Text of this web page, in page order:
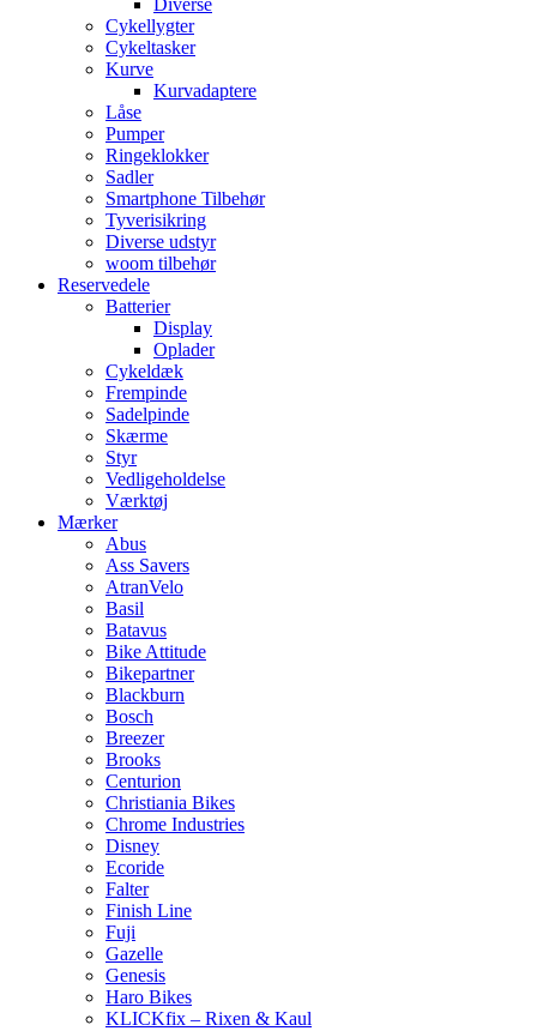
Cykellygter
Cykeltasker
Kurve
Kurvadaptere
Låse
Pumper
Ringeklokker
Sadler
Smartphone Tilbehør
Tyverisikring
Diverse udstyr
woom tilbehør
Reservedele
Batterier
Display
Oplader
Cykeldæk
Frempinde
Sadelpinde
Skærme
Styr
Vedligeholdelse
Værktøj
Mærker
Abus
Ass Savers
AtranVelo
Basil
Batavus
Bike Attitude
Bikepartner
Blackburn
Bosch
Breezer
Brooks
Centurion
Christiania Bikes
Chrome Industries
Disney
Ecoride
Falter
Finish Line
Fuji
Gazelle
Genesis
Haro Bikes
KLICKfix – Rixen & Kaul